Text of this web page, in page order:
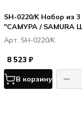
SH-0220/K Набор из
"САМУРА / SAMURA
SHADOW" с
coating (11,23, 85),
пластик
Арт. SH-0220/K
8 523 ₽
В корзину